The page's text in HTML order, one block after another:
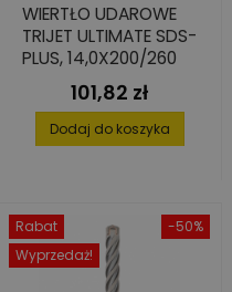
WIERTŁO UDAROWE
TRIJET ULTIMATE SDS-
PLUS, 14,0X200/260
Cena
101,82 zł
Dodaj do koszyka
-50%
Rabat
Wyprzedaż!